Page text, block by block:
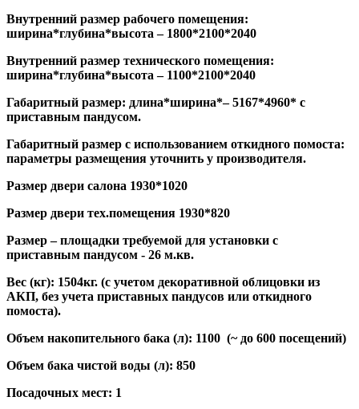
Внутренний размер рабочего помещения:
ширина*глубина*высота – 1800*2100*2040
Внутренний размер технического помещения:
ширина*глубина*высота – 1100*2100*2040
Габаритный размер: длина*ширина*– 5167*4960* с
приставным пандусом.
Габаритный размер с использованием откидного помоста:
параметры размещения уточнить у производителя.
Размер двери салона 1930*1020
Размер двери тех.помещения 1930*820
Размер – площадки требуемой для установки с
приставным пандусом - 26 м.кв.
Вес (кг): 1504кг. (с учетом декоративной облицовки из
АКП, без учета приставных пандусов или откидного
помоста).
Объем накопительного бака (л): 1100 (~ до 600 посещений)
Объем бака чистой воды (л): 850
Посадочных мест: 1